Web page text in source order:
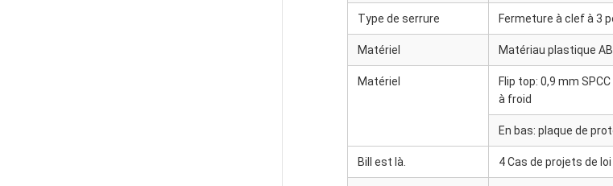
Type de serrure Fermeture à clef à 3
Matériel Matériau plastique
Matériel
Flip top: 0,9 mm
à froid
En bas: plaque de
Bill est là. 4 Cas de projets de